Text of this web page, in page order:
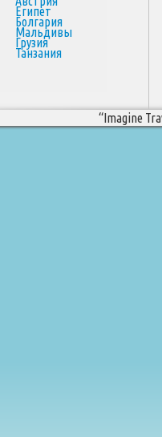
Египет
Болгария
Мальдивы
Грузия
Танзания
“Imagine